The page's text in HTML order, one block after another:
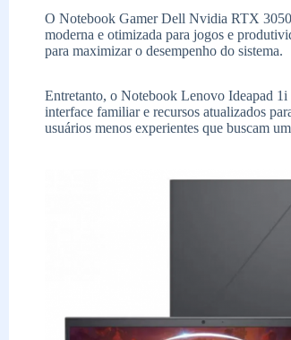
O Notebook Gamer Dell Nvidia RTX
moderna e otimizada para jogos e
para maximizar o desempenho do sistema.
Entretanto, o Notebook Lenovo Ideapad
interface familiar e recursos atualizados
usuários menos experientes que buscam